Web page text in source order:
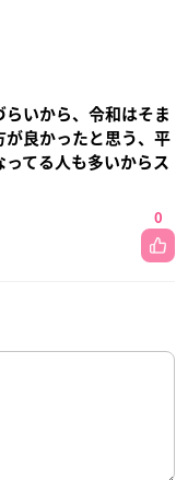
いから、令和はそま
が良かったと思う、平
てる人も多いからス
0